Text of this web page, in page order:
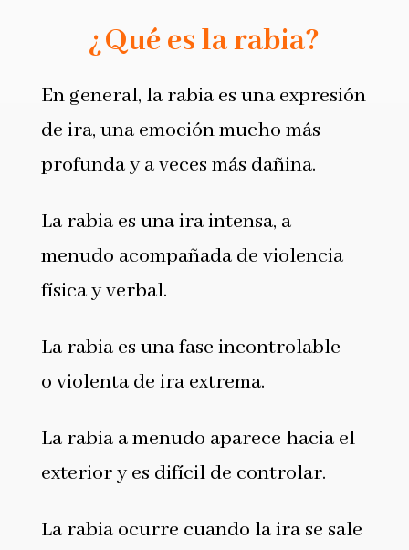
¿Qué es la rabia?
En general, la rabia es una expresión
de ira, una emoción mucho más
profunda y a veces más dañina.
La rabia es una ira intensa, a
menudo acompañada de violencia
física y verbal.
La rabia es una fase incontrolable
o violenta de ira extrema.
La rabia a menudo aparece hacia el
exterior y es difícil de controlar.
La rabia ocurre cuando la ira se sale